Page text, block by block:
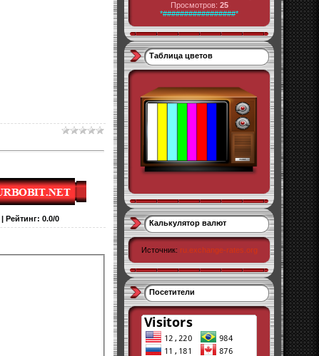
Рейтинг: 0.0/0
Просмотров: 25
*#################*
Таблица цветов
Калькулятор валют
Источник: ru.exchange-rates.org
Посетители